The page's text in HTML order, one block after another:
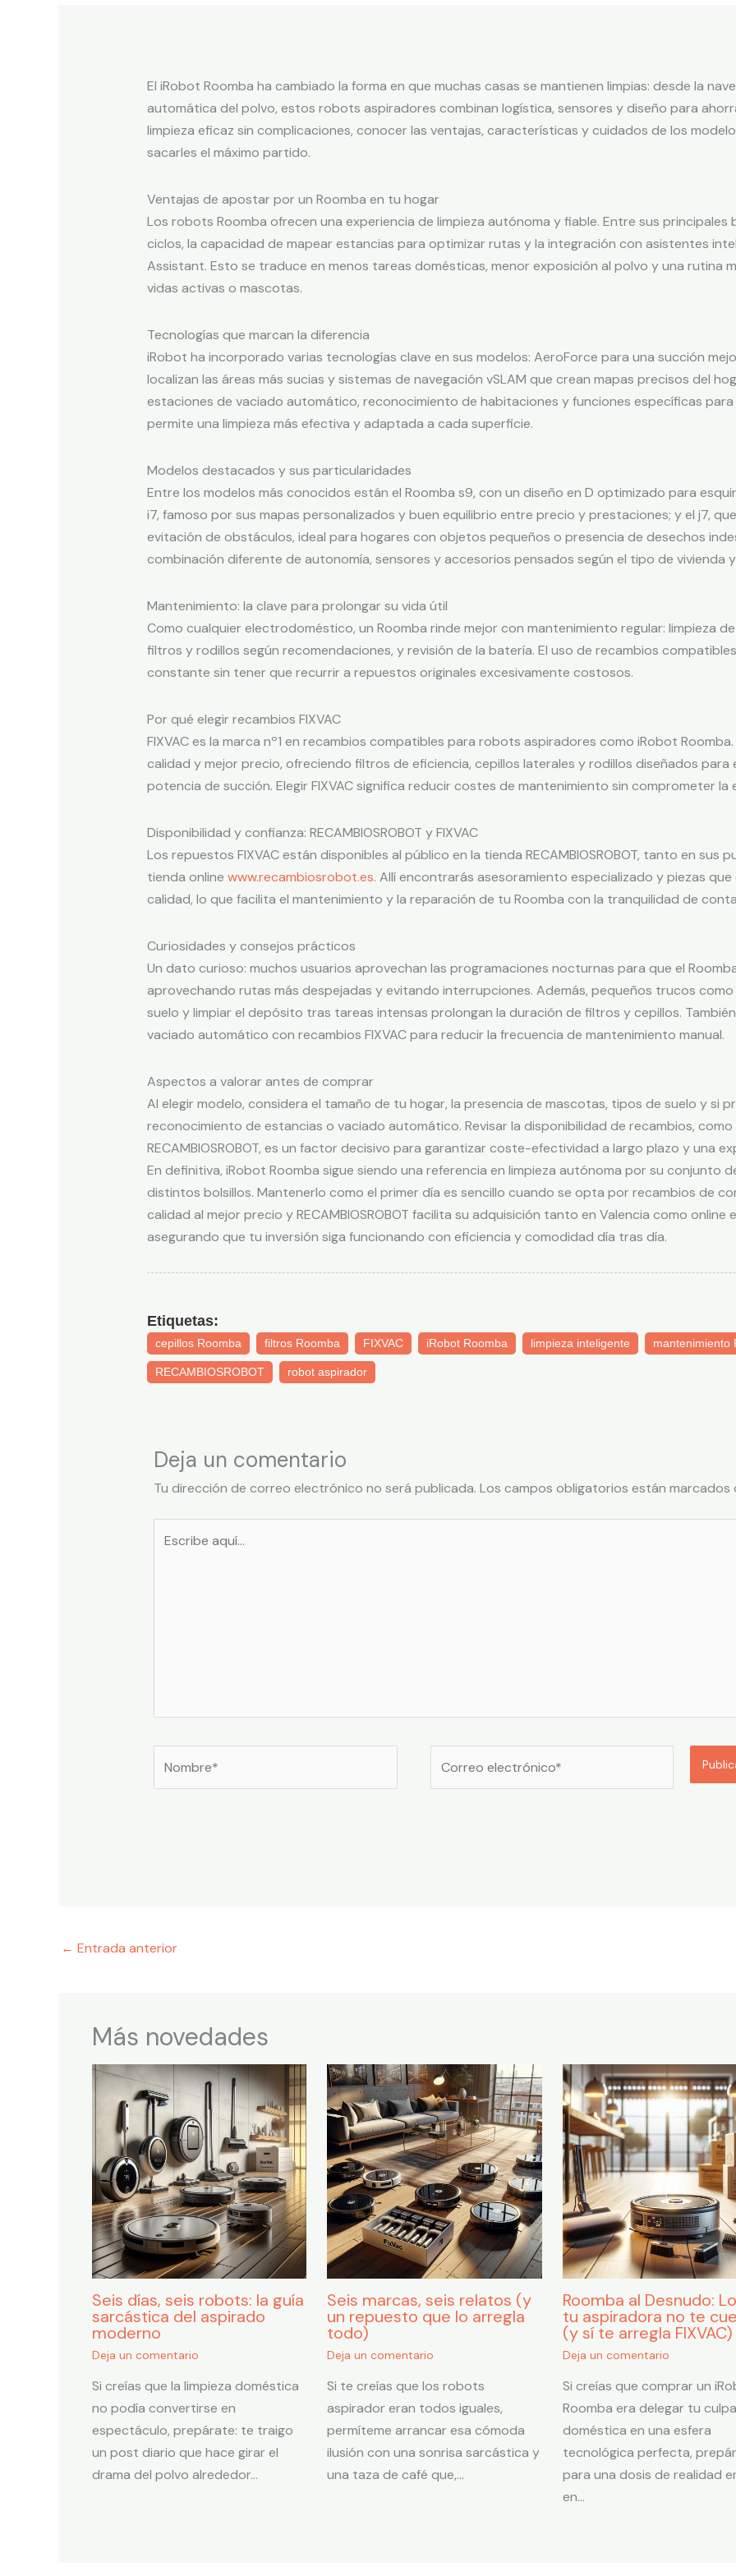
El iRobot Roomba ha cambiado la forma en que muchas casas se mantienen limpias: desde la
automática del polvo, estos robots aspiradores combinan logística, sensores y diseño para
limpieza eficaz sin complicaciones, conocer las ventajas, características y cuidados de los
sacarles el máximo partido.
Ventajas de apostar por un Roomba en tu hogar
Los robots Roomba ofrecen una experiencia de limpieza autónoma y fiable. Entre sus
ciclos, la capacidad de mapear estancias para optimizar rutas y la integración con asistentes
Assistant. Esto se traduce en menos tareas domésticas, menor exposición al polvo y una rutina
vidas activas o mascotas.
Tecnologías que marcan la diferencia
iRobot ha incorporado varias tecnologías clave en sus modelos: AeroForce para una succión
localizan las áreas más sucias y sistemas de navegación vSLAM que crean mapas precisos del
estaciones de vaciado automático, reconocimiento de habitaciones y funciones específicas
permite una limpieza más efectiva y adaptada a cada superficie.
Modelos destacados y sus particularidades
Entre los modelos más conocidos están el Roomba s9, con un diseño en D optimizado para
i7, famoso por sus mapas personalizados y buen equilibrio entre precio y prestaciones; y el j7,
evitación de obstáculos, ideal para hogares con objetos pequeños o presencia de desechos
combinación diferente de autonomía, sensores y accesorios pensados según el tipo de vivienda
Mantenimiento: la clave para prolongar su vida útil
Como cualquier electrodoméstico, un Roomba rinde mejor con mantenimiento regular: limpieza
filtros y rodillos según recomendaciones, y revisión de la batería. El uso de recambios
constante sin tener que recurrir a repuestos originales excesivamente costosos.
Por qué elegir recambios FIXVAC
FIXVAC es la marca nº1 en recambios compatibles para robots aspiradores como iRobot
calidad y mejor precio, ofreciendo filtros de eficiencia, cepillos laterales y rodillos diseñados
potencia de succión. Elegir FIXVAC significa reducir costes de mantenimiento sin comprometer la
Disponibilidad y confianza: RECAMBIOSROBOT y FIXVAC
Los repuestos FIXVAC están disponibles al público en la tienda RECAMBIOSROBOT, tanto en sus
tienda online www.recambiosrobot.es. Allí encontrarás asesoramiento especializado y piezas
calidad, lo que facilita el mantenimiento y la reparación de tu Roomba con la tranquilidad de
Curiosidades y consejos prácticos
Un dato curioso: muchos usuarios aprovechan las programaciones nocturnas para que el
aprovechando rutas más despejadas y evitando interrupciones. Además, pequeños trucos
suelo y limpiar el depósito tras tareas intensas prolongan la duración de filtros y cepillos.
vaciado automático con recambios FIXVAC para reducir la frecuencia de mantenimiento manual.
Aspectos a valorar antes de comprar
Al elegir modelo, considera el tamaño de tu hogar, la presencia de mascotas, tipos de suelo y si
reconocimiento de estancias o vaciado automático. Revisar la disponibilidad de recambios, como
RECAMBIOSROBOT, es un factor decisivo para garantizar coste-efectividad a largo plazo y una
En definitiva, iRobot Roomba sigue siendo una referencia en limpieza autónoma por su conjunto
distintos bolsillos. Mantenerlo como el primer día es sencillo cuando se opta por recambios de
calidad al mejor precio y RECAMBIOSROBOT facilita su adquisición tanto en Valencia como online
asegurando que tu inversión siga funcionando con eficiencia y comodidad día tras día.
Etiquetas:
cepillos Roomba filtros Roomba FIXVAC iRobot Roomba limpieza inteligente mantenimiento
RECAMBIOSROBOT robot aspirador
Deja un comentario
Tu dirección de correo electrónico no será publicada. Los campos obligatorios están marcados
← Entrada anterior
Más novedades
Seis días, seis robots: la guía
sarcástica del aspirado
moderno
Deja un comentario
Si creías que la limpieza doméstica
no podía convertirse en
espectáculo, prepárate: te traigo
un post diario que hace girar el
drama del polvo alrededor…
Seis marcas, seis relatos (y
un repuesto que lo arregla
todo)
Deja un comentario
Si te creías que los robots
aspirador eran todos iguales,
permíteme arrancar esa cómoda
ilusión con una sonrisa sarcástica y
una taza de café que,…
Roomba al Desnudo:
tu aspiradora no te
(y sí te arregla FIXVAC)
Deja un comentario
Si creías que comprar un
Roomba era delegar tu culpa
doméstica en una esfera
tecnológica perfecta,
para una dosis de realidad
en…